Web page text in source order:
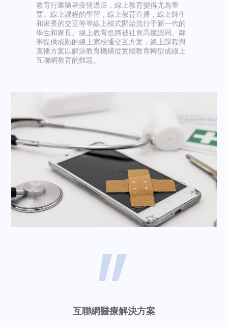
教育行業隨著疫情過后，線上教育變得尤為重
要。線上課程的學習，線上教育直播，線上師生
和家長的交互等等線上模式開始流行于新一代的
學生和家長。線上教育也將被社會高度認同。鄰
米提供成熟的線上家校通交互方案，線上課程與
直播方案以解決教育機構從實體教育轉型成線上
互聯網教育的難題。
互聯網醫療解決方案